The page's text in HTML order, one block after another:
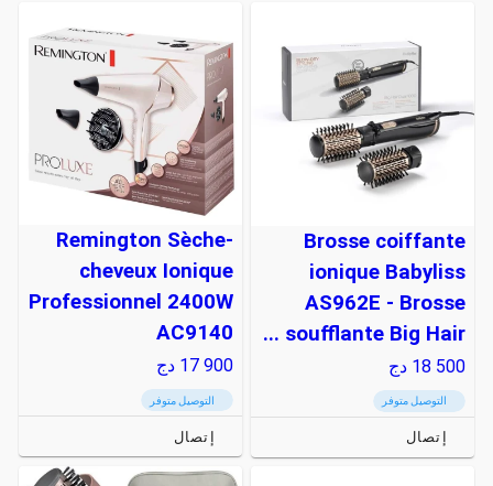
Brosse coiffante
ionique Babyliss
AS962E - Brosse
soufflante Big Hair ...
18 500 دج
التوصيل متوفر
إتصال
Remington Sèche-
cheveux Ionique
Professionnel 2400W
AC9140
17 900 دج
التوصيل متوفر
إتصال